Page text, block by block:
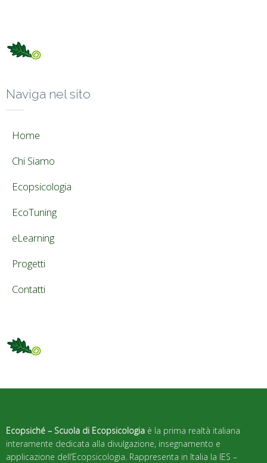
Naviga nel sito
Home
Chi Siamo
Ecopsicologia
EcoTuning
eLearning
Progetti
Contatti
Ecopsiché – Scuola di Ecopsicologia è la prima realtà italiana
interamente dedicata alla divulgazione, insegnamento e
applicazione dell’Ecopsicologia. Rappresenta in Italia la IES –